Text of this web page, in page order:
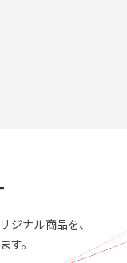
ジナル商品を、
す。